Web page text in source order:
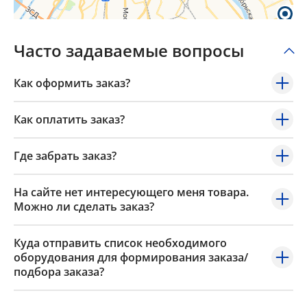
Часто задаваемые вопросы
Как оформить заказ?
Как оплатить заказ?
Где забрать заказ?
На сайте нет интересующего меня товара.
Можно ли сделать заказ?
Куда отправить список необходимого
оборудования для формирования заказа/
подбора заказа?